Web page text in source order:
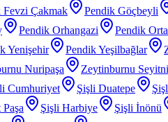
Fevzi Çakmak Pendik Göçbeyli
Pendik Orhangazi Pendik Orta
Yenişehir Pendik Yeşilbağlar
Nuripaşa Zeytinburnu
Cumhuriyet Şişli Duatepe
Şişli Harbiye Şişli İnönü